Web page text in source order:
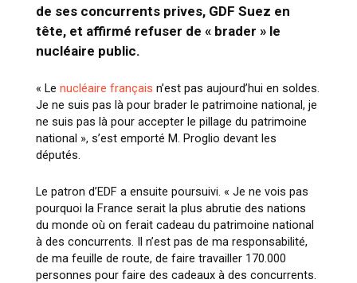
de ses concurrents prives, GDF Suez en
tête, et affirmé refuser de « brader » le
nucléaire public.
« Le nucléaire français n’est pas aujourd’hui en soldes.
Je ne suis pas là pour brader le patrimoine national, je
ne suis pas là pour accepter le pillage du patrimoine
national », s’est emporté M. Proglio devant les
députés.
Le patron d’EDF a ensuite poursuivi. « Je ne vois pas
pourquoi la France serait la plus abrutie des nations
du monde où on ferait cadeau du patrimoine national
à des concurrents. Il n’est pas de ma responsabilité,
de ma feuille de route, de faire travailler 170.000
personnes pour faire des cadeaux à des concurrents.